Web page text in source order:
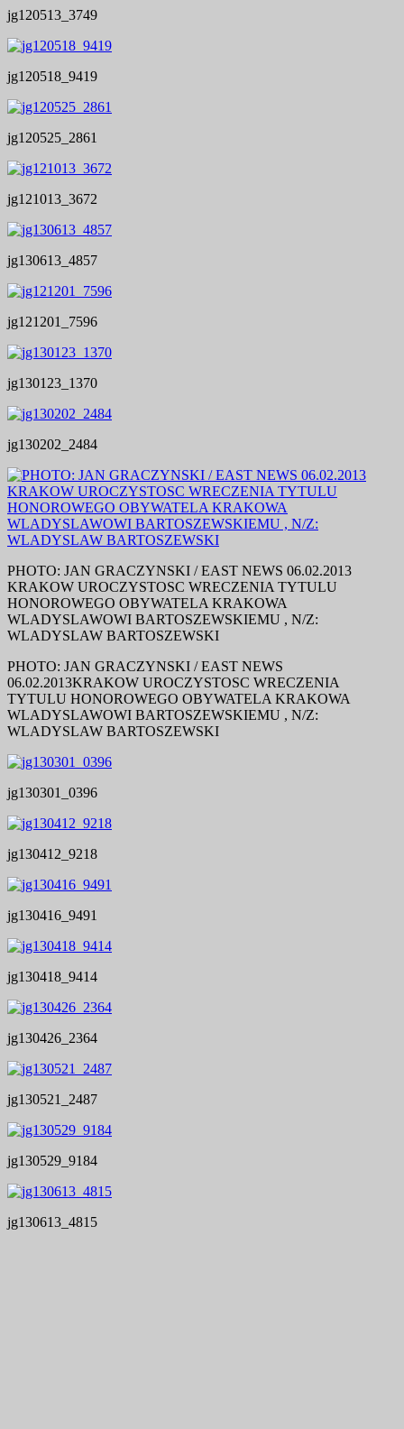
jg120513_3749
jg120518_9419
jg120525_2861
jg121013_3672
jg130613_4857
jg121201_7596
jg130123_1370
jg130202_2484
PHOTO: JAN GRACZYNSKI / EAST NEWS 06.02.2013
KRAKOW UROCZYSTOSC WRECZENIA TYTULU
HONOROWEGO OBYWATELA KRAKOWA
WLADYSLAWOWI BARTOSZEWSKIEMU , N/Z:
WLADYSLAW BARTOSZEWSKI
PHOTO: JAN GRACZYNSKI / EAST NEWS
06.02.2013KRAKOW UROCZYSTOSC WRECZENIA
TYTULU HONOROWEGO OBYWATELA KRAKOWA
WLADYSLAWOWI BARTOSZEWSKIEMU , N/Z:
WLADYSLAW BARTOSZEWSKI
jg130301_0396
jg130412_9218
jg130416_9491
jg130418_9414
jg130426_2364
jg130521_2487
jg130529_9184
jg130613_4815